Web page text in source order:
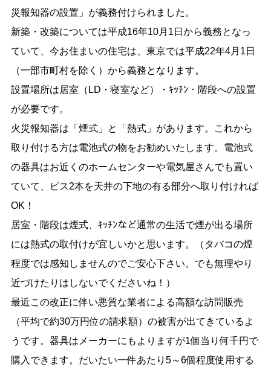
災報知器の設置」が義務付けられました。
新築・改築については平成16年10月1日から義務となっ
ていて、今お住まいの住宅は、東京では平成22年4月1日
（一部市町村を除く）から義務となります。
設置場所は居室（LD・寝室など）・ｷｯﾁﾝ・階段への設置
が必要です。
火災報知器は「煙式」と「熱式」があります。これから
取り付ける方は電池式の物をお勧めいたします。電池式
の器具はお近くのホームセンターや電気屋さんでも置い
ていて、ビス2本を天井の下地の有る部分へ取り付ければ
OK！
居室・階段は煙式、ｷｯﾁﾝなど通常の生活で煙が出る場所
には熱式の取付けが宜しいかと思います。（タバコの煙
程度では感知しませんのでご安心下さい。でも無理やり
近づけたりはしないでくださいね！）
最近この改正に伴い悪質な業者による高額な訪問販売
（平均で約30万円位の請求額）の被害が出てきているよ
うです。器具はメーカーにもよりますが1個当り何千円で
購入できます。だいたい一件あたり5～6個程度使用する